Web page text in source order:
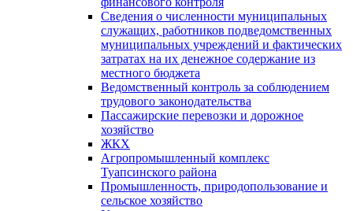
Сведения о численности муниципальных
служащих, работников подведомственных
муниципальных учреждений и фактических
затратах на их денежное содержание из
местного бюджета
Ведомственный контроль за соблюдением
трудового законодательства
Пассажирские перевозки и дорожное
хозяйство
ЖКХ
Агропромышленный комплекс
Туапсинского района
Промышленность, природопользование и
сельское хозяйство